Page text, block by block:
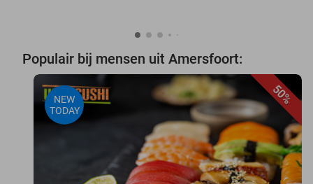
Populair bij mensen uit Amersfoort:
50%
NEW
TODAY